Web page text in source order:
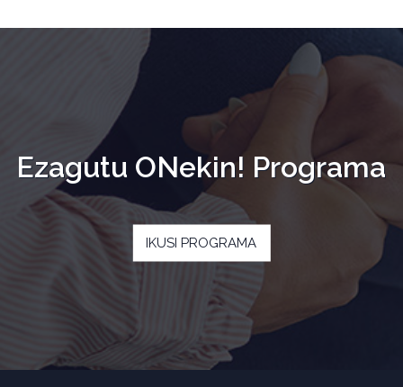
Ezagutu ONekin! Programa
IKUSI PROGRAMA